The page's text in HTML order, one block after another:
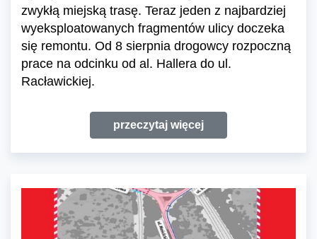
zwykłą miejską trasę. Teraz jeden z najbardziej
wyeksploatowanych fragmentów ulicy doczeka
się remontu. Od 8 sierpnia drogowcy rozpoczną
prace na odcinku od al. Hallera do ul.
Racławickiej.
przeczytaj więcej